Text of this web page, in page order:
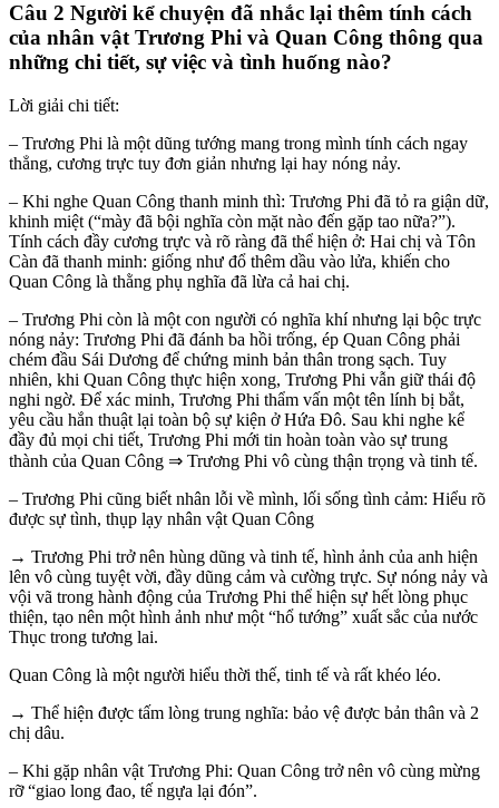
Câu 2 Người kể chuyện đã nhắc lại thêm tính cách
của nhân vật Trương Phi và Quan Công thông qua
những chi tiết, sự việc và tình huống nào?
Lời giải chi tiết:
– Trương Phi là một dũng tướng mang trong mình tính cách ngay
thẳng, cương trực tuy đơn giản nhưng lại hay nóng nảy.
– Khi nghe Quan Công thanh minh thì: Trương Phi đã tỏ ra giận dữ,
khinh miệt (“mày đã bội nghĩa còn mặt nào đến gặp tao nữa?”).
Tính cách đầy cương trực và rõ ràng đã thể hiện ở: Hai chị và Tôn
Càn đã thanh minh: giống như đổ thêm dầu vào lửa, khiến cho
Quan Công là thằng phụ nghĩa đã lừa cả hai chị.
– Trương Phi còn là một con người có nghĩa khí nhưng lại bộc trực
nóng nảy: Trương Phi đã đánh ba hồi trống, ép Quan Công phải
chém đầu Sái Dương để chứng minh bản thân trong sạch. Tuy
nhiên, khi Quan Công thực hiện xong, Trương Phi vẫn giữ thái độ
nghi ngờ. Để xác minh, Trương Phi thẩm vấn một tên lính bị bắt,
yêu cầu hắn thuật lại toàn bộ sự kiện ở Hứa Đô. Sau khi nghe kể
đầy đủ mọi chi tiết, Trương Phi mới tin hoàn toàn vào sự trung
thành của Quan Công ⇒ Trương Phi vô cùng thận trọng và tinh tế.
– Trương Phi cũng biết nhân lỗi về mình, lối sống tình cảm: Hiểu rõ
được sự tình, thụp lạy nhân vật Quan Công
→ Trương Phi trở nên hùng dũng và tinh tế, hình ảnh của anh hiện
lên vô cùng tuyệt vời, đầy dũng cảm và cường trực. Sự nóng nảy và
vội vã trong hành động của Trương Phi thể hiện sự hết lòng phục
thiện, tạo nên một hình ảnh như một “hổ tướng” xuất sắc của nước
Thục trong tương lai.
Quan Công là một người hiểu thời thế, tinh tế và rất khéo léo.
→ Thể hiện được tấm lòng trung nghĩa: bảo vệ được bản thân và 2
chị dâu.
– Khi gặp nhân vật Trương Phi: Quan Công trở nên vô cùng mừng
rỡ “giao long đao, tế ngựa lại đón”.